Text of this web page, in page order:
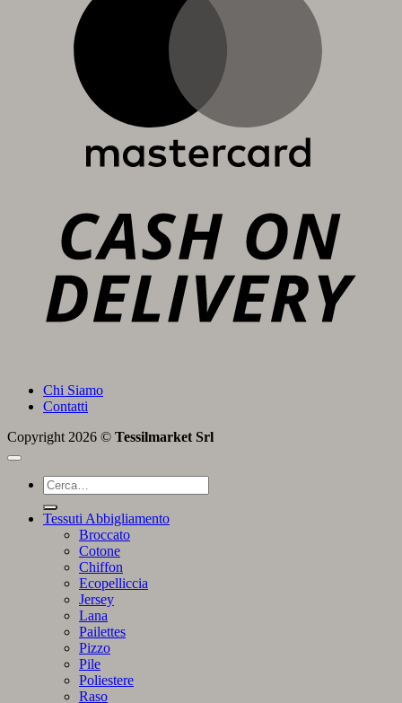
Chi Siamo
Contatti
Copyright 2026 © Tessilmarket Srl
Cerca:
Tessuti Abbigliamento
Broccato
Cotone
Chiffon
Ecopelliccia
Jersey
Lana
Pailettes
Pizzo
Pile
Poliestere
Raso